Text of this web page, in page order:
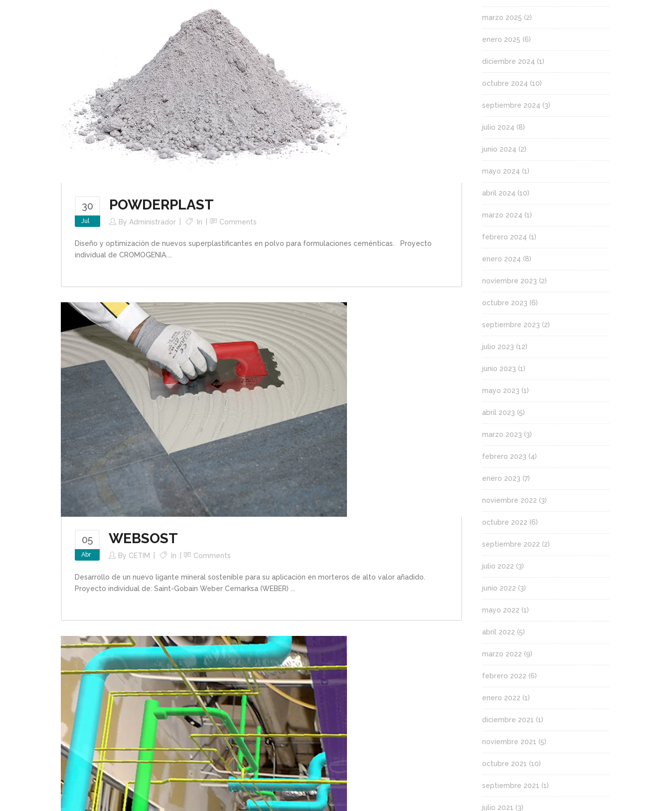
30
Jul
POWDERPLAST
By Administrador In Comments
Diseño y optimización de nuevos superplastificantes en polvo para formulaciones ceménticas. Proyecto
individual de CROMOGENIA....
05
Abr
WEBSOST
By CETIM In Comments
Desarrollo de un nuevo ligante mineral sostenible para su aplicación en morteros de alto valor añadido.
Proyecto individual de: Saint-Gobain Weber Cemarksa (WEBER) ...
marzo 2025 (2)
enero 2025 (6)
diciembre 2024 (1)
octubre 2024 (10)
septiembre 2024 (3)
julio 2024 (8)
junio 2024 (2)
mayo 2024 (1)
abril 2024 (10)
marzo 2024 (1)
febrero 2024 (1)
enero 2024 (8)
noviembre 2023 (2)
octubre 2023 (6)
septiembre 2023 (2)
julio 2023 (12)
junio 2023 (1)
mayo 2023 (1)
abril 2023 (5)
marzo 2023 (3)
febrero 2023 (4)
enero 2023 (7)
noviembre 2022 (3)
octubre 2022 (6)
septiembre 2022 (2)
julio 2022 (3)
junio 2022 (3)
mayo 2022 (1)
abril 2022 (5)
marzo 2022 (9)
febrero 2022 (6)
enero 2022 (1)
diciembre 2021 (1)
noviembre 2021 (5)
octubre 2021 (10)
septiembre 2021 (1)
julio 2021 (3)